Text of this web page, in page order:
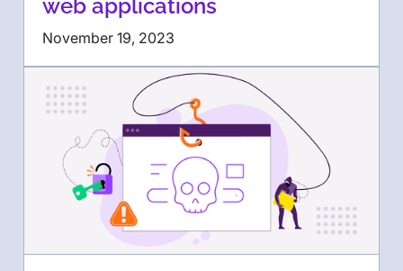
web applications
November 19, 2023